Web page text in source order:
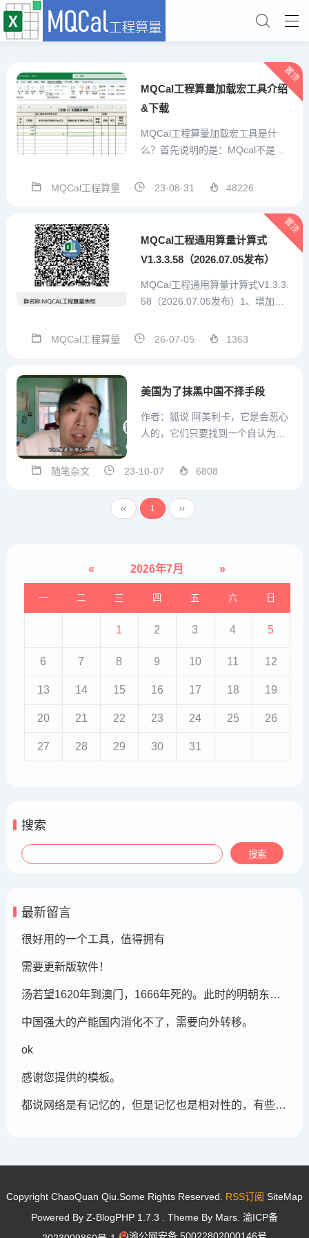
MQCal工程算量加载宏工具介绍
&下载
MQCal工程算量加载宏工具是什
么？首先说明的是：MQcal不是一
值工具。他是我本人结合手工算量
算量表格自己设计、重复项目便捷
输入、特殊标记、汇总统计、打印
或打印为pdf、造价预估...
MQCal工程算量 23-08-31 48226
置顶
MQCal工程通用算量计算式
V1.3.3.58（2026.07.05发布）
MQCal工程通用算量计算式V1.3.3.
58（2026.07.05发布）1、增加技
通用算量计算式V1.3.3.56 2026.07.
板设置...
MQCal工程算量 26-07-05 1363
置顶
美国为了抹黑中国不择手段
作者：狐说 阿美利卡，它是会恶心
人的，它们只要找到一个自认为是
行抹黑。这两天，美国《国家地
说：“满语曾经是3亿人口的官方语
言，然而即便拥有上千万人的满族
随笔杂文 23-10-07 6808
‹‹ 1 ››
« 2026年7月 »
一 二 三 四 五 六 日
1 2 3 4 5
6 7 8 9 10 11 12
13 14 15 16 17 18 19
20 21 22 23 24 25 26
27 28 29 30 31
搜索
最新留言
很好用的一个工具，值得拥有
需要更新版软件！
汤若望1620年到澳门，1666年死的。此时的明朝东北地区已经被后金国成立了，在明朝灭亡的崇祯年间，汤若望还能和明朝天文学家一起到东北地区做这个制定历法的比赛，很强大啊。鹤岗，在今天的黑龙江省东部的鹤岗市
中国强大的产能国内消化不了，需要向外转移。
ok
感谢您提供的模板。
都说网络是有记忆的，但是记忆也是相对性的，有些记忆可能被屏蔽，也可能被遗忘。
Copyright ChaoQuan Qiu.Some Rights Reserved. RSS订阅 SiteMap
Powered By Z-BlogPHP 1.7.3 . Theme By Mars. 渝ICP备